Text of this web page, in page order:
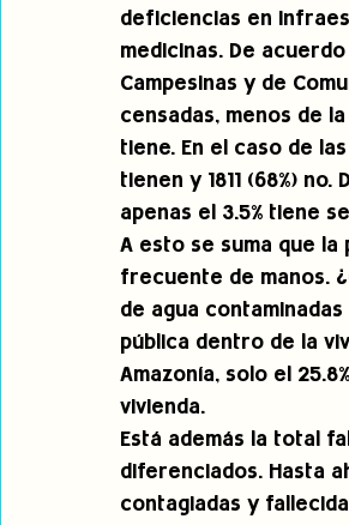
deficiencias en
medicinas. De
Campesinas y de
censadas, menos de
tiene. En el caso de
tienen y 1811 (68%)
apenas el 3.5% tiene
A esto se suma que la
frecuente de manos.
de agua
pública dentro de la
Amazonía, solo el
vivienda.
Está además la total
diferenciados. Hasta
contagiadas y